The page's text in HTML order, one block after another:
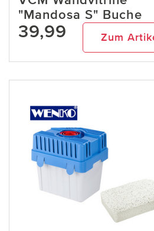
"Mandosa S" Buche
39,99 Zum